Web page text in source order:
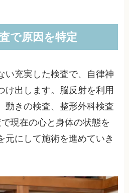
で原因を特定
い充実した検査で、自律神
け出します。脳反射を利用
動きの検査、整形外科検査
現在の心と身体の状態を
元にして施術を進めていき